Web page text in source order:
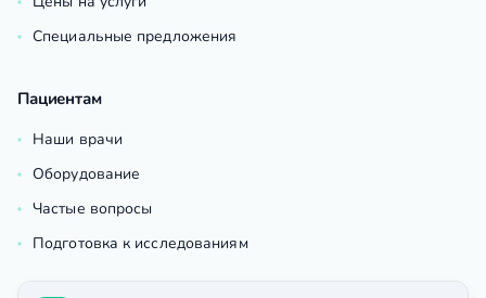
Специальные предложения
Пациентам
Наши врачи
Оборудование
Частые вопросы
Подготовка к исследованиям